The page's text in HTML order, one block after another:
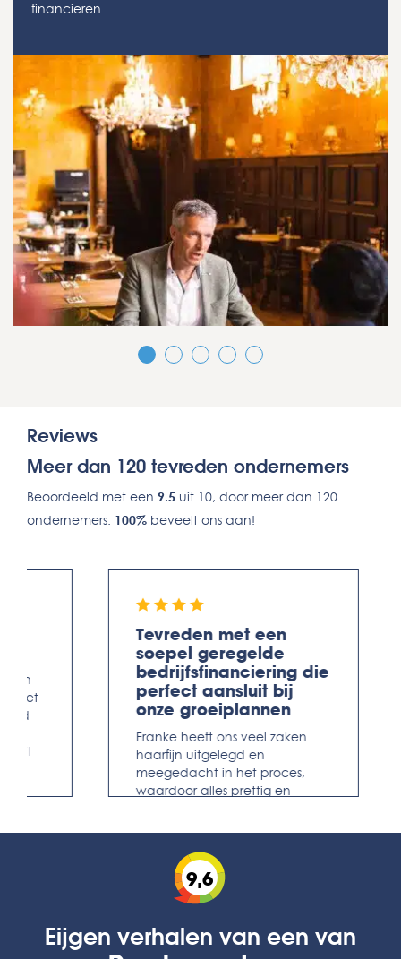
financieren.
Reviews
Meer dan 120 tevreden ondernemers
Beoordeeld met een 9.5 uit 10, door meer dan 120
ondernemers. 100% beveelt ons aan!
die
aansluit bij
groeiplannen
heeft ons veel zaken
uitgelegd en
in het proces,
alles prettig en
Leeuwarden
Goed
geregeld, goed
meegedacht
Laagdrempelig fijn
L - Apeldoorn
9,6
Eijgen verhalen van een van